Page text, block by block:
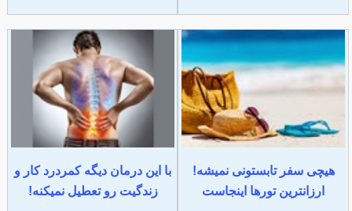
هیچی سفر تابستونی نمیشه!
ارزانترین تورها اینجاست
با این درمان دیگه کمردرد کار و
زندگیت رو تعطیل نمیکنه!